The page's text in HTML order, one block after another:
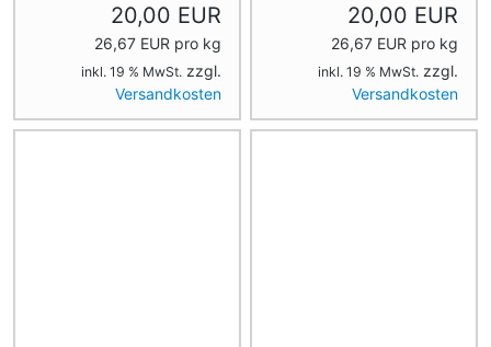
20,00 EUR
26,67 EUR pro kg
inkl. 19 % MwSt. zzgl.
Versandkosten
20,00 EUR
26,67 EUR pro kg
inkl. 19 % MwSt. zzgl.
Versandkosten